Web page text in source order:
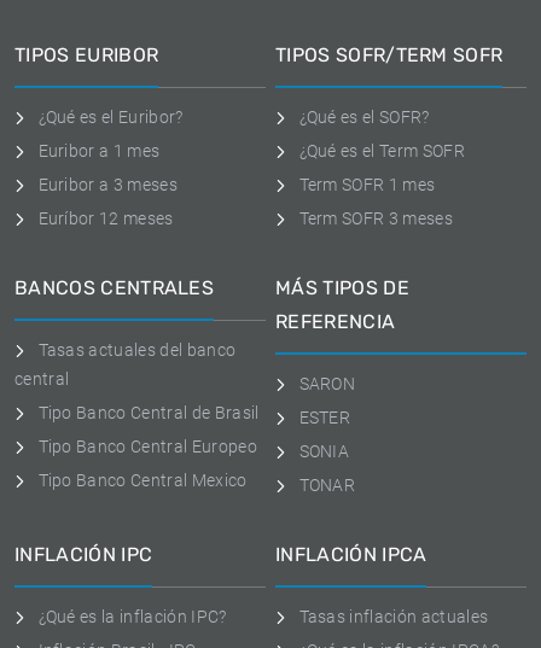
TIPOS EURIBOR
¿Qué es el Euribor?
Euribor a 1 mes
Euribor a 3 meses
Euríbor 12 meses
TIPOS SOFR/TERM SOFR
¿Qué es el SOFR?
¿Qué es el Term SOFR
Term SOFR 1 mes
Term SOFR 3 meses
BANCOS CENTRALES
Tasas actuales del banco
central
Tipo Banco Central de Brasil
Tipo Banco Central Europeo
Tipo Banco Central Mexico
MÁS TIPOS DE
REFERENCIA
SARON
ESTER
SONIA
TONAR
INFLACIÓN IPC
¿Qué es la inflación IPC?
INFLACIÓN IPCA
Tasas inflación actuales